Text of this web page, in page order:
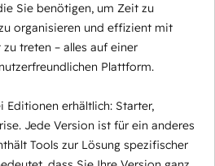
Sie benötigen, um Zeit zu
organisieren und effizient mit
treten – alles auf einer
Plattform.
erhältlich: Starter,
Jede Version ist für ein anderes
Tools zur Lösung spezifischer